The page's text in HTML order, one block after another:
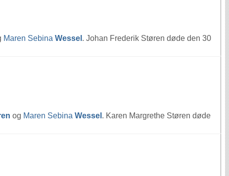
Maren Sebina Wessel . Johan Frederik Støren døde den 30
og Maren Sebina Wessel . Karen Margrethe Støren døde